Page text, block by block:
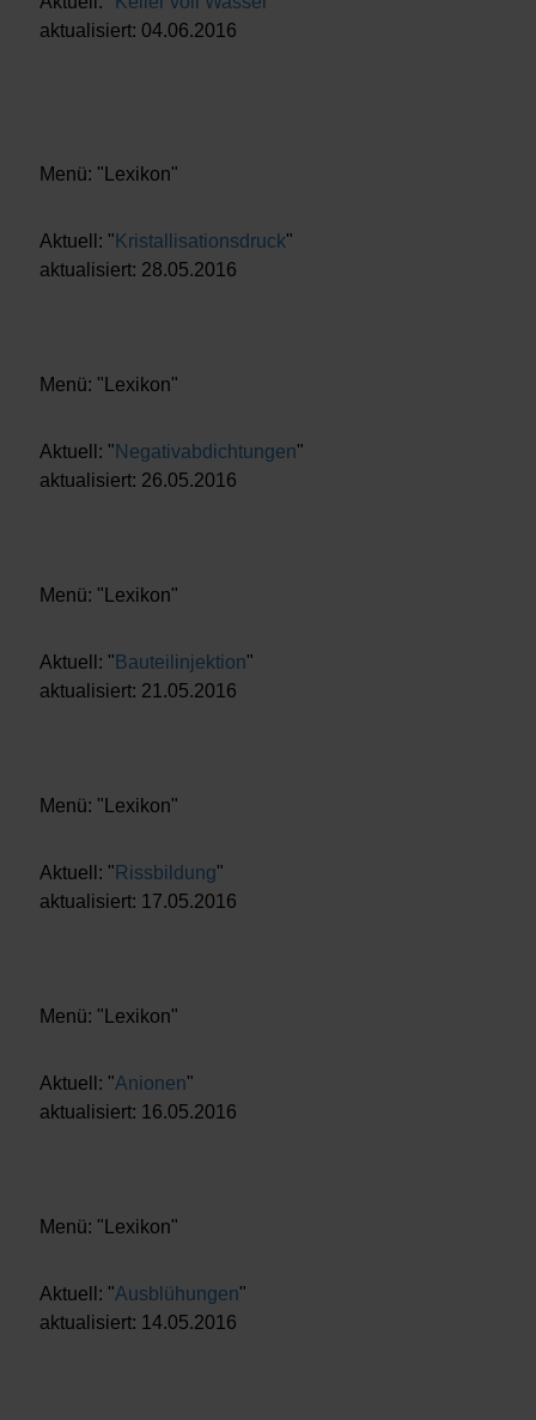
aktualisiert: 04.06.2016
Menü: "Lexikon"
Aktuell: " Kristallisationsdruck"
aktualisiert: 28.05.2016
Menü: "Lexikon"
Aktuell: " Negativabdichtungen"
aktualisiert: 26.05.2016
Menü: "Lexikon"
Aktuell: " Bauteilinjektion"
aktualisiert: 21.05.2016
Menü: "Lexikon"
Aktuell: " Rissbildung"
aktualisiert: 17.05.2016
Menü: "Lexikon"
Aktuell: "Anionen"
aktualisiert: 16.05.2016
Menü: "Lexikon"
Aktuell: "Ausblühungen"
aktualisiert: 14.05.2016